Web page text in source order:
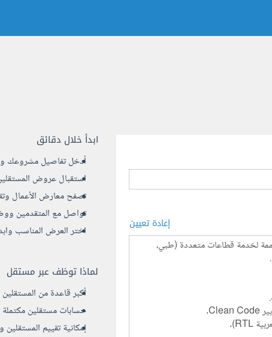
ابدأ خلال دقائق
أدخل تفاصيل مشروعك
استقبال عروض
تصفح معارض الأعمال
تواصل مع المتقدمين
اختر العرض المناسب
لماذا توظف عبر مستقل
أكبر قاعدة من المستقلين
حسابات مستقلين
إمكانية تقييم
إعادة تعيين